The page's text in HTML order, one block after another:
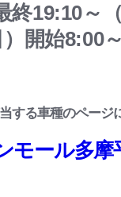
終19:10～
開始8:00
する車種のページ
モール多摩